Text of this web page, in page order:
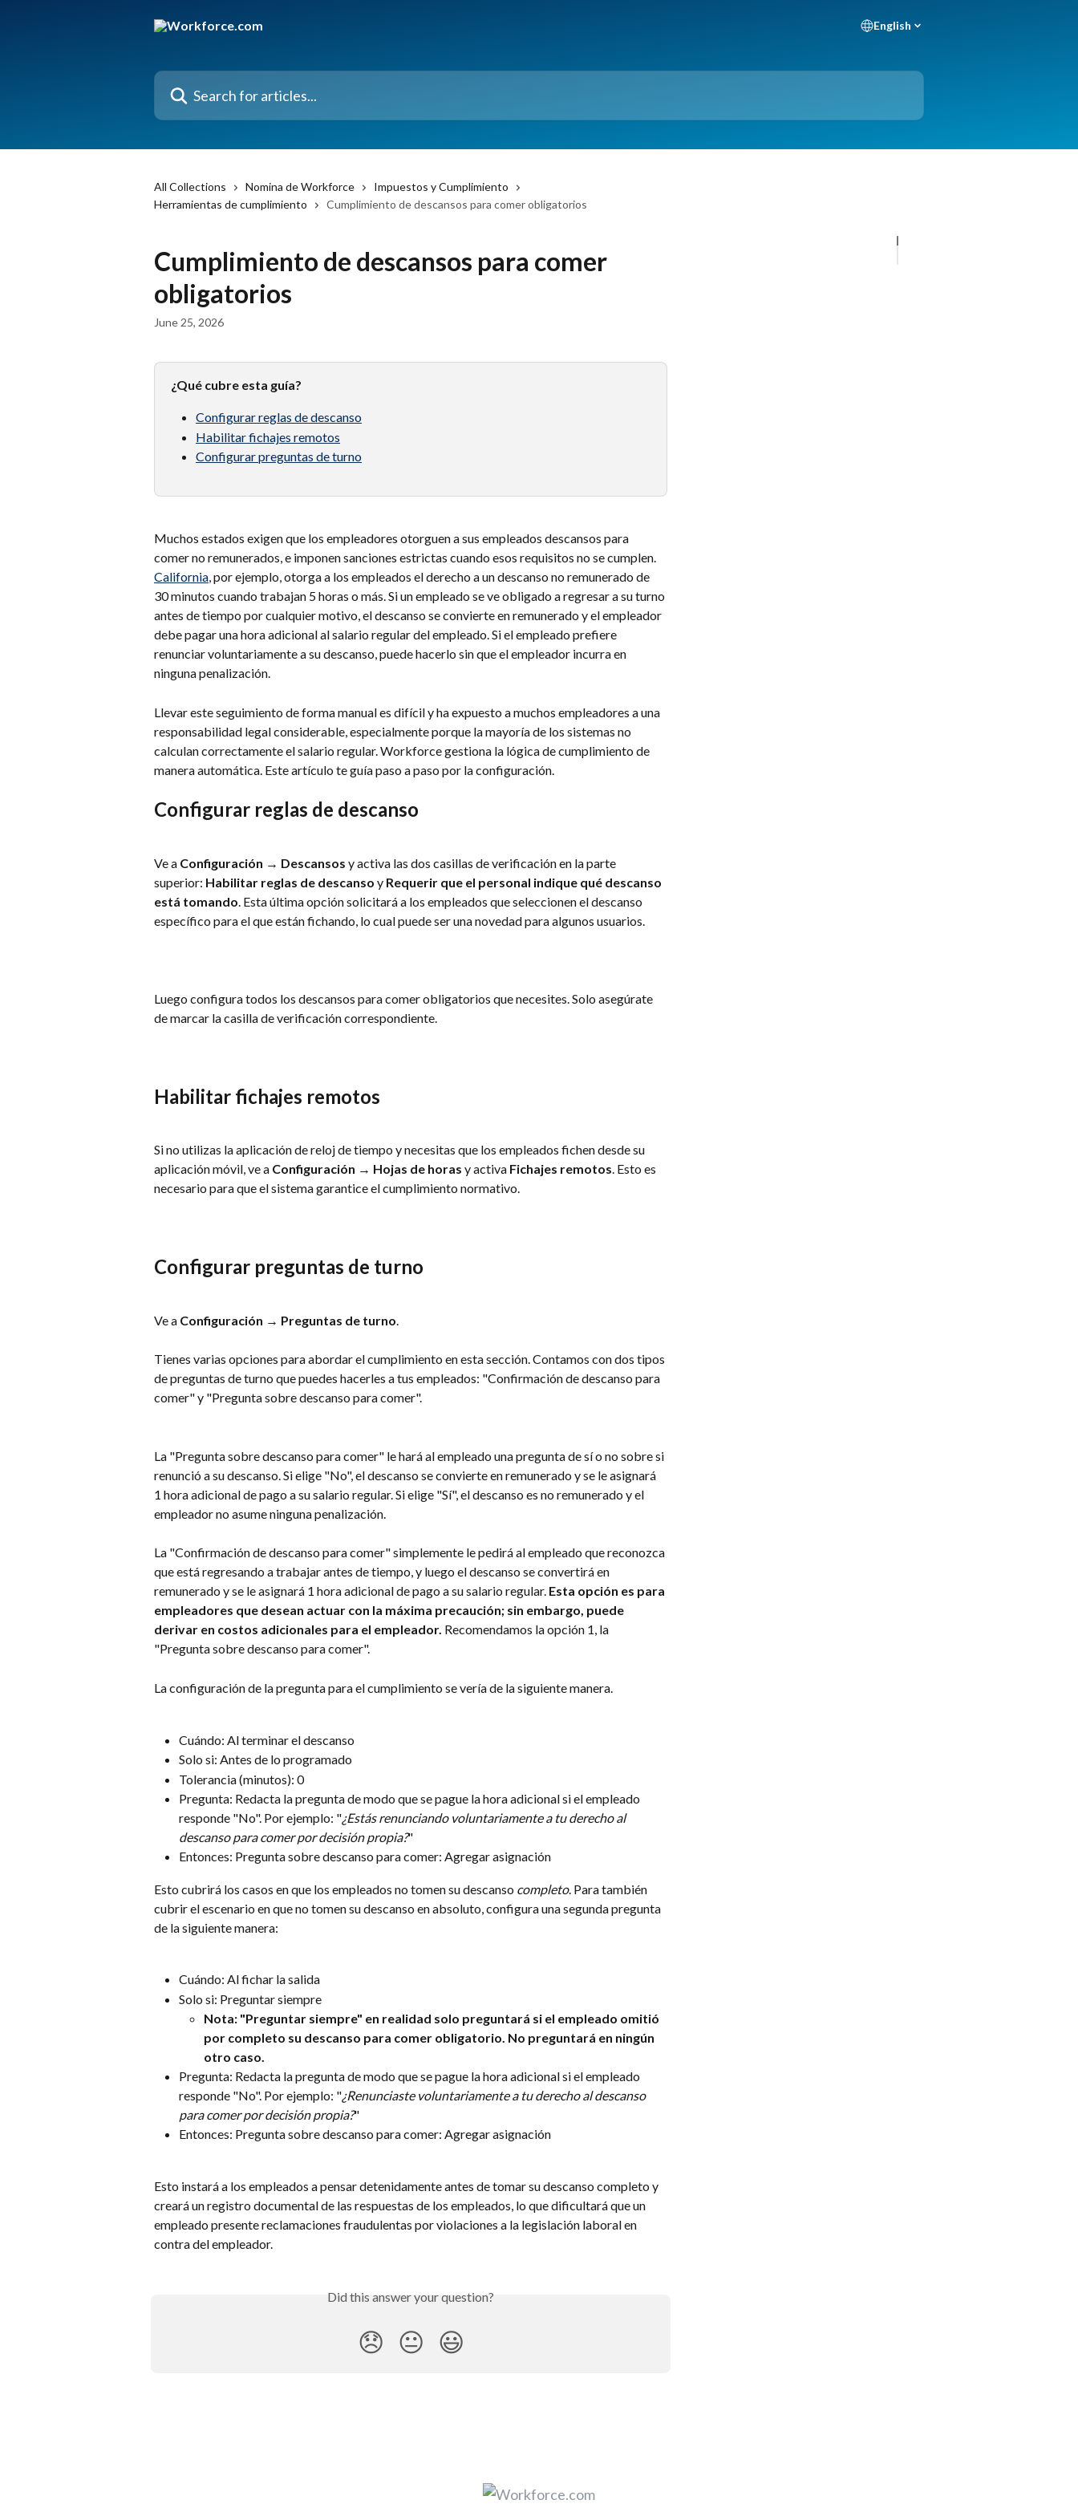
English
Search for articles...
All Collections Nomina de Workforce
Impuestos y Cumplimiento
Herramientas de cumplimiento
Cumplimiento de descansos para comer obligatorios
Cumplimiento de descansos para comer
obligatorios
June 25, 2026
¿Qué cubre esta guía?
Configurar reglas de descanso
Habilitar fichajes remotos
Configurar preguntas de turno
Muchos estados exigen que los empleadores otorguen a sus empleados descansos para
comer no remunerados, e imponen sanciones estrictas cuando esos requisitos no se cumplen.
California, por ejemplo, otorga a los empleados el derecho a un descanso no remunerado de
30 minutos cuando trabajan 5 horas o más. Si un empleado se ve obligado a regresar a su turno
antes de tiempo por cualquier motivo, el descanso se convierte en remunerado y el empleador
debe pagar una hora adicional al salario regular del empleado. Si el empleado prefiere
renunciar voluntariamente a su descanso, puede hacerlo sin que el empleador incurra en
ninguna penalización.
Llevar este seguimiento de forma manual es difícil y ha expuesto a muchos empleadores a una
responsabilidad legal considerable, especialmente porque la mayoría de los sistemas no
calculan correctamente el salario regular. Workforce gestiona la lógica de cumplimiento de
manera automática. Este artículo te guía paso a paso por la configuración.
Configurar reglas de descanso
Ve a Configuración → Descansos y activa las dos casillas de verificación en la parte
superior: Habilitar reglas de descanso y Requerir que el personal indique qué descanso
está tomando . Esta última opción solicitará a los empleados que seleccionen el descanso
específico para el que están fichando, lo cual puede ser una novedad para algunos usuarios.
Luego configura todos los descansos para comer obligatorios que necesites. Solo asegúrate
de marcar la casilla de verificación correspondiente.
Habilitar fichajes remotos
Si no utilizas la aplicación de reloj de tiempo y necesitas que los empleados fichen desde su
aplicación móvil, ve a Configuración → Hojas de horas y activa Fichajes remotos. Esto es
necesario para que el sistema garantice el cumplimiento normativo.
Configurar preguntas de turno
Ve a Configuración → Preguntas de turno
Tienes varias opciones para abordar el cumplimiento en esta sección. Contamos con dos tipos
de preguntas de turno que puedes hacerles a tus empleados: "Confirmación de descanso para
comer" y "Pregunta sobre descanso para comer".
La "Pregunta sobre descanso para comer" le hará al empleado una pregunta de sí o no sobre si
renunció a su descanso. Si elige "No", el descanso se convierte en remunerado y se le asignará
1 hora adicional de pago a su salario regular. Si elige "Sí", el descanso es no remunerado y el
empleador no asume ninguna penalización.
La "Confirmación de descanso para comer" simplemente le pedirá al empleado que reconozca
que está regresando a trabajar antes de tiempo, y luego el descanso se convertirá en
remunerado y se le asignará 1 hora adicional de pago a su salario regular. Esta opción es para
empleadores que desean actuar con la máxima precaución; sin embargo, puede
derivar en costos adicionales para el empleador. Recomendamos la opción 1, la
"Pregunta sobre descanso para comer".
La configuración de la pregunta para el cumplimiento se vería de la siguiente manera.
Cuándo: Al terminar el descanso
Solo si: Antes de lo programado
Tolerancia (minutos): 0
Pregunta: Redacta la pregunta de modo que se pague la hora adicional si el empleado
responde "No". Por ejemplo: "¿Estás renunciando voluntariamente a tu derecho al
descanso para comer por decisión propia?"
Entonces: Pregunta sobre descanso para comer: Agregar asignación
Esto cubrirá los casos en que los empleados no tomen su descanso completo. Para también
cubrir el escenario en que no tomen su descanso en absoluto, configura una segunda pregunta
de la siguiente manera:
Cuándo: Al fichar la salida
Solo si: Preguntar siempre
Nota: "Preguntar siempre" en realidad solo preguntará si el empleado omitió
por completo su descanso para comer obligatorio. No preguntará en ningún
otro caso.
Pregunta: Redacta la pregunta de modo que se pague la hora adicional si el empleado
responde "No". Por ejemplo: "¿Renunciaste voluntariamente a tu derecho al descanso
para comer por decisión propia?"
Entonces: Pregunta sobre descanso para comer: Agregar asignación
Esto instará a los empleados a pensar detenidamente antes de tomar su descanso completo y
creará un registro documental de las respuestas de los empleados, lo que dificultará que un
empleado presente reclamaciones fraudulentas por violaciones a la legislación laboral en
contra del empleador.
Did this answer your question?
😞 😐 😃